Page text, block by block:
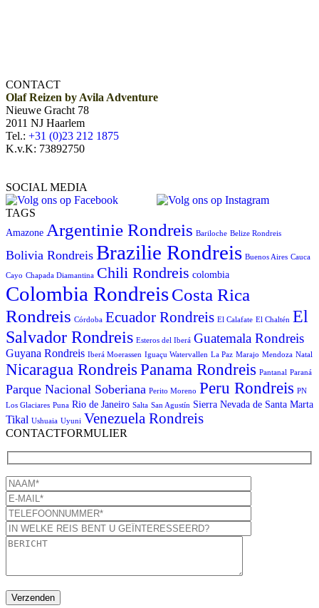
CONTACT
Olaf Reizen by Avila Adventure
Nieuwe Gracht 78
2011 NJ Haarlem
Tel.: +31 (0)23 212 1875
K.v.K: 73892750
SOCIAL MEDIA
TAGS
Amazone Argentinie Rondreis Bariloche Belize Rondreis
Bolivia Rondreis Brazilie Rondreis Buenos Aires Cauca
Cayo Chapada Diamantina Chili Rondreis colombia
Colombia RondreisCosta Rica
Rondreis Córdoba Ecuador Rondreis El Calafate El Chaltén El
Salvador Rondreis Esteros del Iberá Guatemala Rondreis
Guyana Rondreis Iberá Moerassen Iguaçu Watervallen La Paz Marajo Mendoza Natal
Nicaragua Rondreis Panama Rondreis Pantanal Paraná
Parque Nacional Soberiana Perito Moreno Peru Rondreis PN
Los Glaciares Puna Rio de Janeiro Salta San Agustín Sierra Nevada de Santa Marta
Tikal Ushuaia Uyuni Venezuela Rondreis
CONTACTFORMULIER